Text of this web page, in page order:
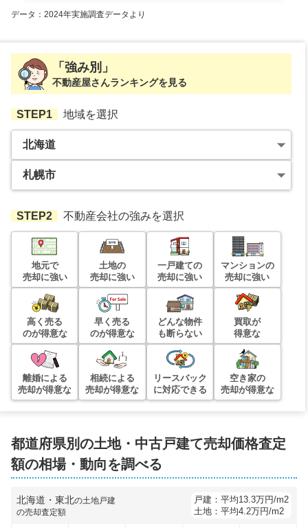
データ：2024年実施調査データより
「強み別」
不動産屋さんランキングを見る
STEP1 地域を選択
STEP2 不動産会社の強みを選択
地元で
売却に強い
土地の
売却に強い
一戸建ての
売却に強い
マンションの
売却に強い
高く売る
のが得意な
早く売る
のが得意な
どんな物件
も断らない
買取が
得意な
離婚による
売却が得意な
相続による
売却が得意な
リースバック
に対応できる
空き家の
売却が得意な
都道府県別の土地・中古戸建て売却価格査定
額の相場・動向を調べる
北海道・東北の土地戸建
の売却査定額
戸建： 平均13.3万円/m2
土地： 平均4.2万円/m2